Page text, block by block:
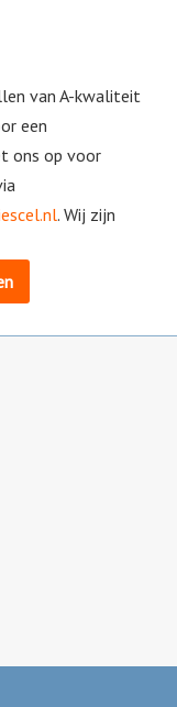
van A-kwaliteit
een
ons op voor
. Wij zijn